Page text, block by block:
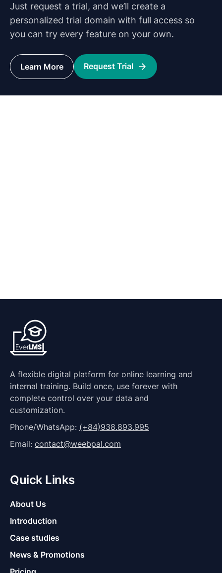
Just request a trial, and we’ll create a
personalized trial domain with full access so
you can try every feature on your own.
Learn More Request Trial
A flexible digital platform for online learning and
internal training. Build once, use forever with
complete control over your data and
customization.
Phone/WhatsApp: (+84)938.893.995
Email: contact@weebpal.com
Quick Links
About Us
Introduction
Case studies
News & Promotions